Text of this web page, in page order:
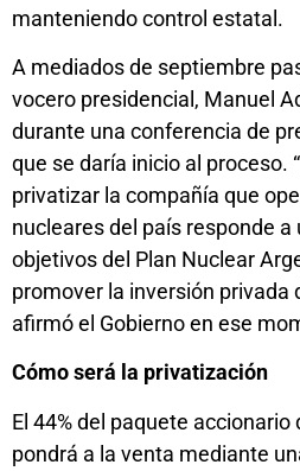
manteniendo control estatal.
A mediados de septiembre
vocero presidencial, Manuel
durante una conferencia de
que se daría inicio al proceso.
privatizar la compañía que
nucleares del país responde
objetivos del Plan Nuclear
promover la inversión privada
afirmó el Gobierno en ese
Cómo será la privatización
El 44% del paquete
pondrá a la venta mediante